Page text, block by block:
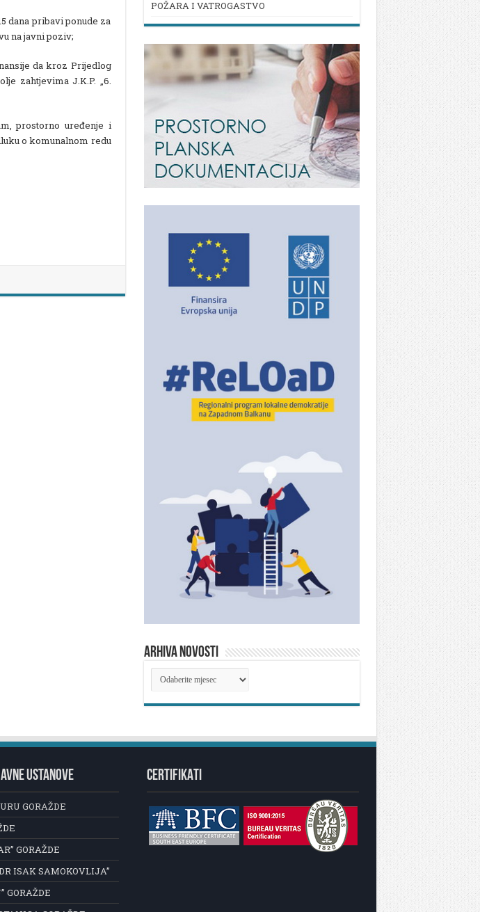
dana pribavi ponude za
na javni poziv;
da kroz Prijedlog
zahtjevima J.K.P. „6.
prostorno uređenje i
o komunalnom redu
POŽARA I VATROGASTVO
ARHIVA NOVOSTI
ARHIVA
NOVOSTI
USTANOVE
GORAŽDE
GORAŽDE
ISAK SAMOKOVLIJA”
GORAŽDE
CERTIFIKATI